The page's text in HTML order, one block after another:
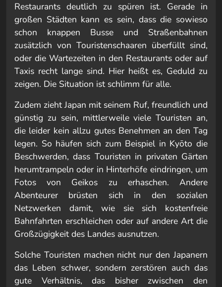
Restaurants deutlich zu spüren ist. Gerade in
großen Städten kann es sein, dass die sowieso
schon knappen Busse und Straßenbahnen
zusätzlich von Touristenschaaren überfüllt sind,
oder die Wartezeiten in den Restaurants oder auf
Taxis recht lange sind. Hier heißt es, Geduld zu
zeigen. Die Situation ist schlimm für alle.
Zudem zieht Japan mit seinem Ruf, freundlich und
günstig zu sein, mittlerweile viele Touristen an,
die leider kein allzu gutes Benehmen an den Tag
legen. So häufen sich zum Beispiel in Kyōto die
Beschwerden, dass Touristen in privaten Gärten
herumtrampeln oder in Hinterhöfe eindringen, um
Fotos von Geikos zu erhaschen. Andere
Abenteurer brüsten sich in den sozialen
Netzwerken damit, wie sie sich kostenfreie
Bahnfahrten erschleichen oder auf andere Art die
Großzügigkeit des Landes ausnutzen.
Solche Touristen machen nicht nur den Japanern
das Leben schwer, sondern zerstören auch das
gute Verhältnis, das bisher zwischen den